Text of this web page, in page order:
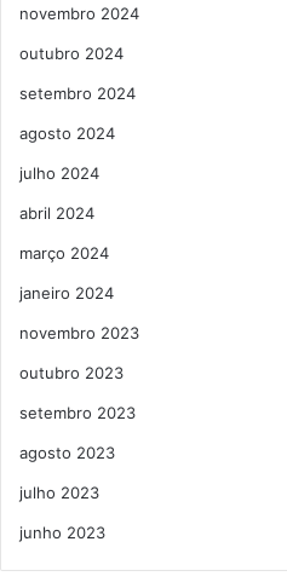
novembro 2024
outubro 2024
setembro 2024
agosto 2024
julho 2024
abril 2024
março 2024
janeiro 2024
novembro 2023
outubro 2023
setembro 2023
agosto 2023
julho 2023
junho 2023